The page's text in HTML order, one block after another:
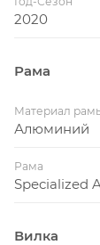
2020
Рама
Материал
Алюминий
Рама
Specialized
Вилка